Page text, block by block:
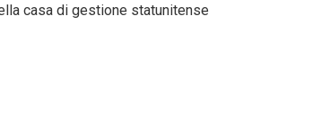
casa di gestione statunitense